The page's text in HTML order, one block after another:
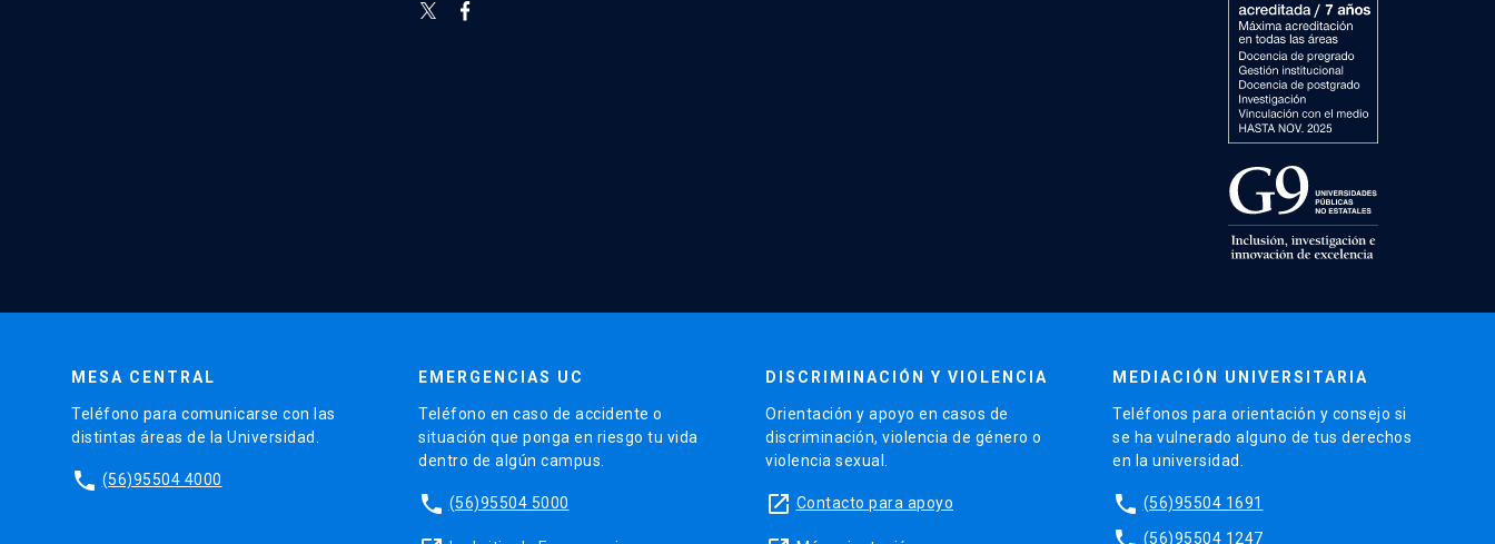
MESA CENTRAL
Teléfono para comunicarse con las
distintas áreas de la Universidad.
phone (56)95504 4000
EMERGENCIAS UC
Teléfono en caso de accidente o
situación que ponga en riesgo tu vida
dentro de algún campus.
phone (56)95504 5000
DISCRIMINACIÓN Y VIOLENCIA
Orientación y apoyo en casos de
discriminación, violencia de género o
violencia sexual.
launch Contacto para apoyo
MEDIACIÓN UNIVERSITARIA
Teléfonos para orientación y consejo si
se ha vulnerado alguno de tus derechos
en la universidad.
phone (56)95504 1691
(56)95504 1247